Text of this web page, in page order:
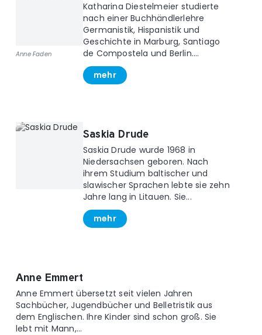
Anne Faden
Katharina Diestelmeier studierte
nach einer Buchhändlerlehre
Germanistik, Hispanistik und
Geschichte in Marburg, Santiago
de Compostela und Berlin....
mehr
Saskia Drude
Saskia Drude wurde 1968 in
Niedersachsen geboren. Nach
ihrem Studium baltischer und
slawischer Sprachen lebte sie zehn
Jahre lang in Litauen. Sie...
mehr
Anne Emmert
Anne Emmert übersetzt seit vielen Jahren
Sachbücher, Jugendbücher und Belletristik aus
dem Englischen. Ihre Kinder sind schon groß. Sie
lebt mit Mann,...